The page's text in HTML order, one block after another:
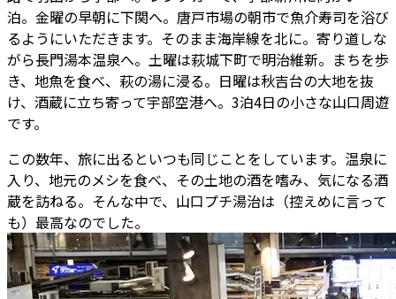
泊。金曜の早朝に下関へ。唐戸市場の朝市で魚介寿司を浴び
るようにいただきます。そのまま海岸線を北に。寄り道しな
がら長門湯本温泉へ。土曜は萩城下町で明治維新。まちを歩
き、地魚を食べ、萩の湯に浸る。日曜は秋吉台の大地を抜
け、酒蔵に立ち寄って宇部空港へ。3泊4日の小さな山口周遊
です。
この数年、旅に出るといつも同じことをしています。温泉に
入り、地元のメシを食べ、その土地の酒を嗜み、気になる酒
蔵を訪ねる。そんな中で、山口プチ湯治は（控えめに言って
も）最高なのでした。